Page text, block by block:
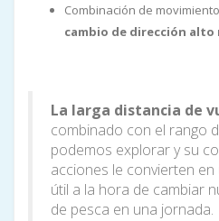
Combinación de
cambio de dirección
La larga distancia de
combinado con el rango
podemos explorar y su
acciones le convierten
útil a la hora de cambiar
de pesca en una jornada.